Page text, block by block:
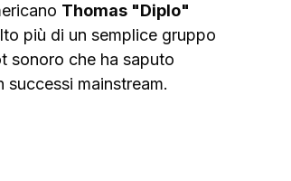
Thomas "Diplo"
più di un semplice gruppo
sonoro che ha saputo
mainstream.